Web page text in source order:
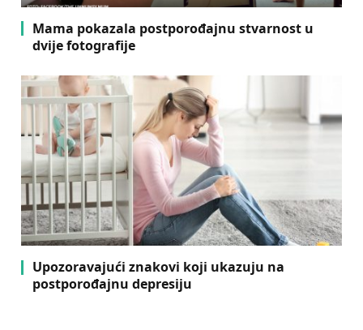
Mama pokazala postporođajnu stvarnost u
dvije fotografije
Upozoravajući znakovi koji ukazuju na
postporođajnu depresiju